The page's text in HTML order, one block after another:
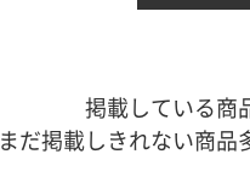
掲載している商
まだ掲載しきれない商品